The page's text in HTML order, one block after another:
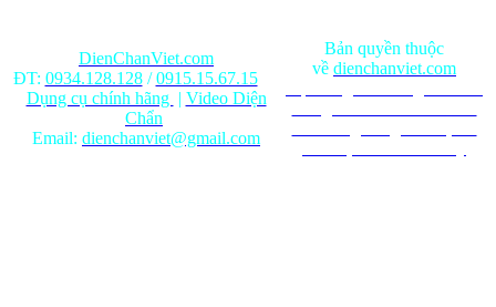
DienChanViet.com
ĐT: 0934.128.128/0915.15.67.15
Dụng cụ chính hãng | Video Diện
Chẩn
Email: dienchanviet@gmail.com
Bản quyền thuộc
về dienchanviet.com